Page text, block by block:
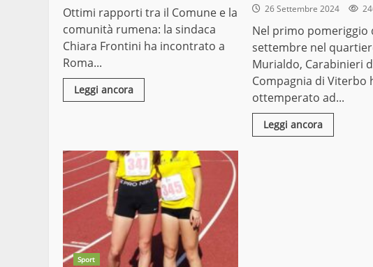
Ottimi rapporti tra il Comune e la
comunità rumena: la sindaca
Chiara Frontini ha incontrato a
Roma...
Leggi ancora
26 Settembre 2024
Nel primo pomeriggio
settembre nel
Murialdo, Carabinieri
Compagnia di Viterbo
ottemperato ad...
Leggi ancora
Sport